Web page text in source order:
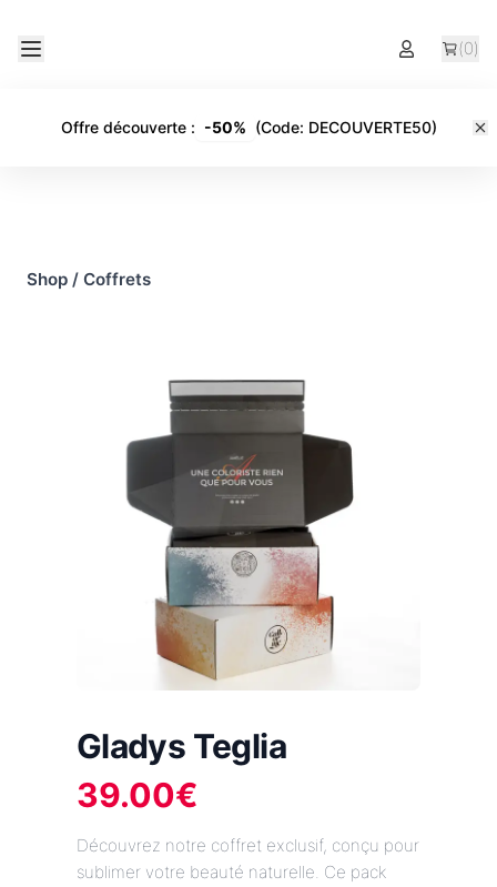
(0)
Offre découverte: -50% (Code: DECOUVERTE50)
Shop / Coffrets
Gladys Teglia
39.00€
Découvrez notre coffret exclusif, conçu pour
sublimer votre beauté naturelle. Ce pack